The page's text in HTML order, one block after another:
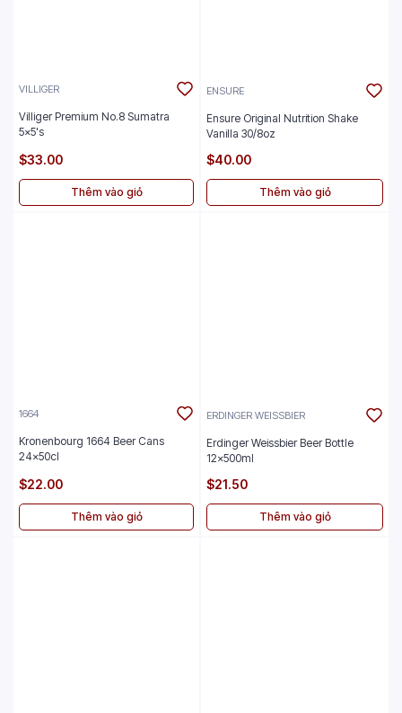
VILLIGER
Villiger Premium No.8 Sumatra
5x5's
$33.00
Thêm vào giỏ
ENSURE
Ensure Original Nutrition Shake
Vanilla 30/8oz
$40.00
Thêm vào giỏ
1664
Kronenbourg 1664 Beer Cans
24x50cl
$22.00
Thêm vào giỏ
ERDINGER WEISSBIER
Erdinger Weissbier Beer Bottle
12x500ml
$21.50
Thêm vào giỏ